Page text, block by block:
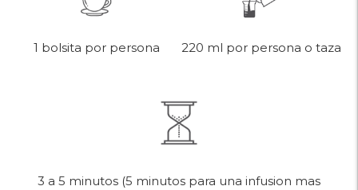
1 bolsita por persona 220 ml por persona o taza
3 a 5 minutos (5 minutos para una infusion mas